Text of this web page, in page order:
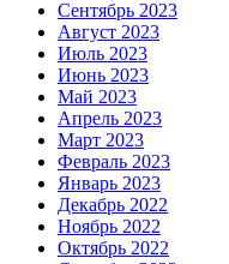
Сентябрь 2023
Август 2023
Июль 2023
Июнь 2023
Май 2023
Апрель 2023
Март 2023
Февраль 2023
Январь 2023
Декабрь 2022
Ноябрь 2022
Октябрь 2022